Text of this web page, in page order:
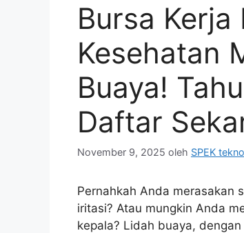
Bursa Kerja
Kesehatan
Buaya!
Daftar
November 9, 2025 oleh SPEK tekno
Pernahkah Anda merasakan
iritasi? Atau mungkin Anda
kepala? Lidah buaya,